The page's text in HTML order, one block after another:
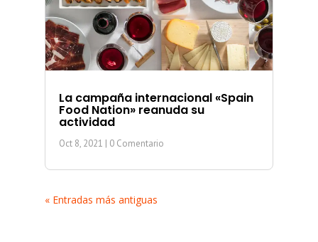
La campaña internacional «Spain
Food Nation» reanuda su
actividad
Oct 8, 2021 | 0 Comentario
« Entradas más antiguas